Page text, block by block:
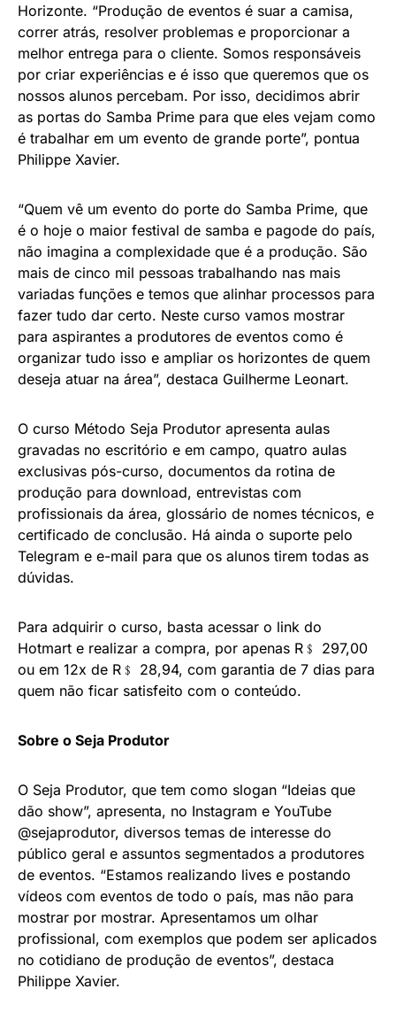
Horizonte. “Produção de eventos é suar a camisa,
correr atrás, resolver problemas e proporcionar a
melhor entrega para o cliente. Somos responsáveis
por criar experiências e é isso que queremos que os
nossos alunos percebam. Por isso, decidimos abrir
as portas do Samba Prime para que eles vejam como
é trabalhar em um evento de grande porte”, pontua
Philippe Xavier.
“Quem vê um evento do porte do Samba Prime, que
é o hoje o maior festival de samba e pagode do país,
não imagina a complexidade que é a produção. São
mais de cinco mil pessoas trabalhando nas mais
variadas funções e temos que alinhar processos para
fazer tudo dar certo. Neste curso vamos mostrar
para aspirantes a produtores de eventos como é
organizar tudo isso e ampliar os horizontes de quem
deseja atuar na área”, destaca Guilherme Leonart.
O curso Método Seja Produtor apresenta aulas
gravadas no escritório e em campo, quatro aulas
exclusivas pós-curso, documentos da rotina de
produção para download, entrevistas com
profissionais da área, glossário de nomes técnicos, e
certificado de conclusão. Há ainda o suporte pelo
Telegram e e-mail para que os alunos tirem todas as
dúvidas.
Para adquirir o curso, basta acessar o link do
Hotmart e realizar a compra, por apenas R﹩ 297,00
ou em 12x de R﹩ 28,94, com garantia de 7 dias para
quem não ficar satisfeito com o conteúdo.
Sobre o Seja Produtor
O Seja Produtor, que tem como slogan “Ideias que
dão show”, apresenta, no Instagram e YouTube
@sejaprodutor, diversos temas de interesse do
público geral e assuntos segmentados a produtores
de eventos. “Estamos realizando lives e postando
vídeos com eventos de todo o país, mas não para
mostrar por mostrar. Apresentamos um olhar
profissional, com exemplos que podem ser aplicados
no cotidiano de produção de eventos”, destaca
Philippe Xavier.